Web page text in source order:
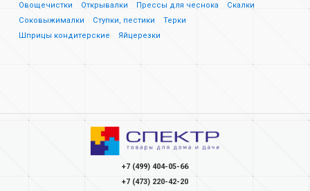
Овощечистки
Открывалки Прессы для чеснока
Скалки
Соковыжималки
Ступки, пестики
Терки
Шприцы кондитерские
Яйцерезки
+7 (499) 404-05-66
+7 (473) 220-42-20